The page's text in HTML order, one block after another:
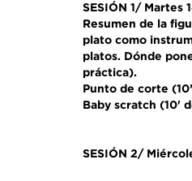
SESIÓN 1/ Martes
Resumen de la
plato como
platos. Dónde
práctica).
Punto de corte
Baby scratch (10'
SESIÓN 2/